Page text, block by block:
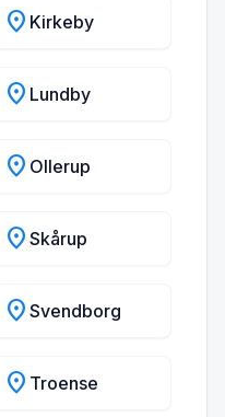
location_on Kirkeby
location_on Lundby
location_on Ollerup
location_on Skårup
location_on Svendborg
location_on Troense